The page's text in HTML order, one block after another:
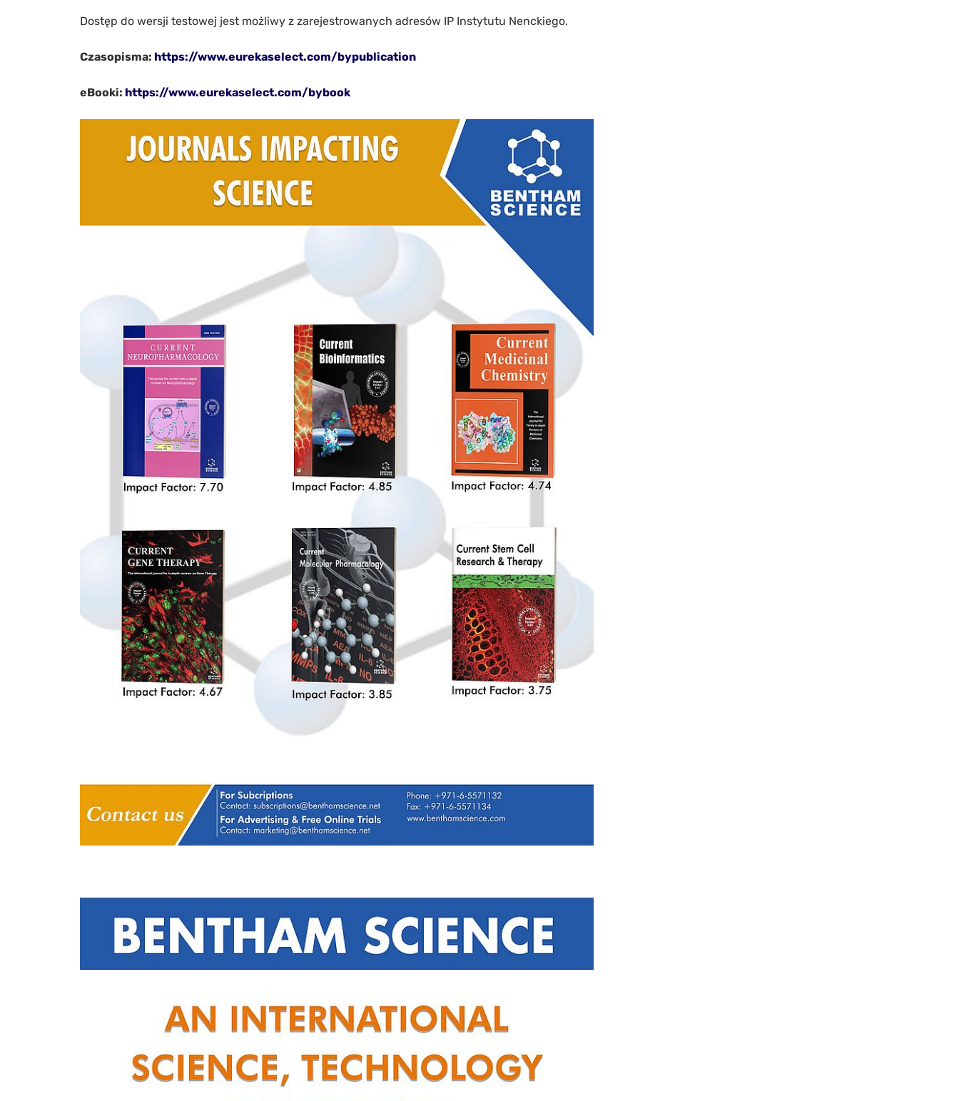
Dostęp do wersji testowej jest możliwy z zarejestrowanych adresów IP Instytutu Nenckiego.
Czasopisma: https://www.eurekaselect.com/bypublication
eBooki: https://www.eurekaselect.com/bybook